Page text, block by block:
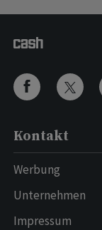
Kontakt
Werbung
Unternehmen
Impressum